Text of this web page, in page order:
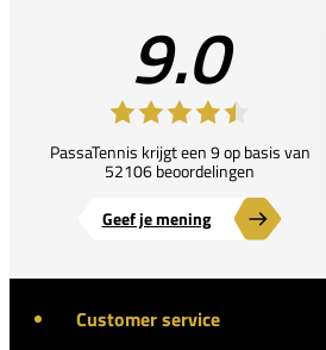
9.0
PassaTennis krijgt een 9 op basis van
52106 beoordelingen
Geef je mening
Customer service